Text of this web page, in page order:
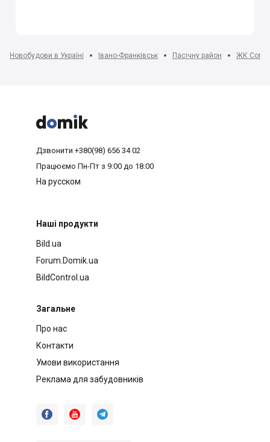
Новобудови в Україні Івано-Франківськ Пасічну район ЖК



Дзвонити +380(98) 656 34 02
Працюємо Пн-Пт з 9:00 до 18:00
На русском
Наші продукти
Bild.ua
Forum.Domik.ua
BildControl.ua
Загальне
Про нас
Контакти
Умови використання
Реклама для забудовників
  